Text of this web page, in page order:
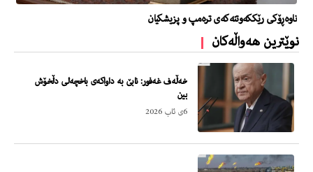
ناوه‌ڕۆكى رێككه‌وتنه‌كه‌ى تره‌مپ و پزیشكیان
نوێترین هەواڵەکان
خەڵەف غەفور: نابێ بە داواکەی باخچەلی دڵخۆش
بین
6ی ئاب 2026